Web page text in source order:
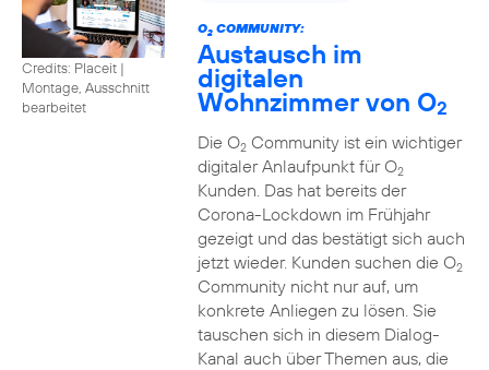
Credits: Placeit |
Montage, Ausschnitt
bearbeitet
O2COMMUNITY:
Austausch im
digitalen
Wohnzimmer von O2
Die O2Community ist ein wichtiger
digitaler Anlaufpunkt für O2
Kunden. Das hat bereits der
Corona-Lockdown im Frühjahr
gezeigt und das bestätigt sich auch
jetzt wieder. Kunden suchen die O2
Community nicht nur auf, um
konkrete Anliegen zu lösen. Sie
tauschen sich in diesem Dialog-
Kanal auch über Themen aus, die